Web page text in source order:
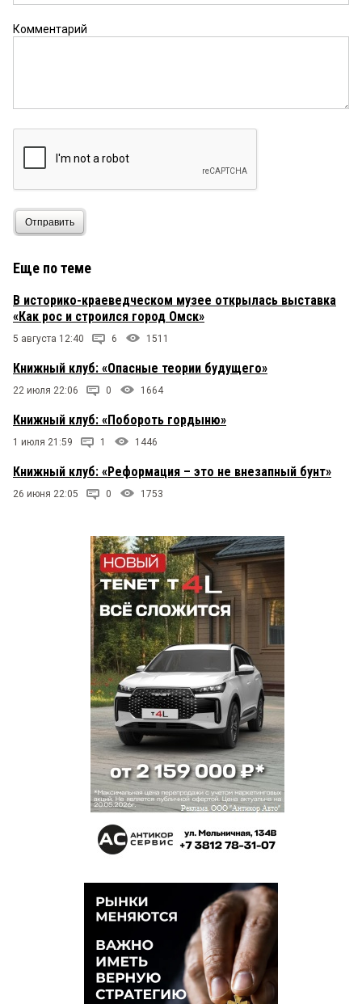
Комментарий
Отправить
Еще по теме
В историко-краеведческом музее открылась выставка
«Как рос и строился город Омск»
5 августа 12:40 6 1511
Книжный клуб: «Опасные теории будущего»
22 июля 22:06 0 1664
Книжный клуб: «Побороть гордыню»
1 июля 21:59 1 1446
Книжный клуб: «Реформация – это не внезапный бунт»
26 июня 22:05 0 1753